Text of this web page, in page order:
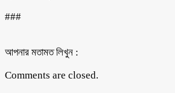
###
আপনার মতামত লিখুন :
Comments are closed.